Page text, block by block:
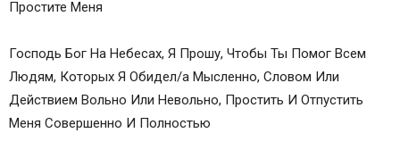
Простите Меня
Господь Бог На Небесах, Я Прошу, Чтобы Ты Помог Всем
Людям, Которых Я Обидел/а Мысленно, Словом Или
Действием Вольно Или Невольно, Простить И Отпустить
Меня Совершенно И Полностью